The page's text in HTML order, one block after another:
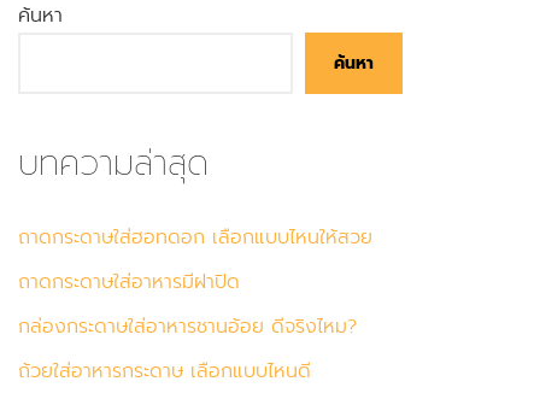
ค้นหา
ค้นหา
บทความล่าสุด
ถาดกระดาษใส่ฮอทดอก เลือกแบบไหนให้สวย
ถาดกระดาษใส่อาหารมีฝาปิด
กล่องกระดาษใส่อาหารชานอ้อย ดีจริงไหม?
ถ้วยใส่อาหารกระดาษ เลือกแบบไหนดี